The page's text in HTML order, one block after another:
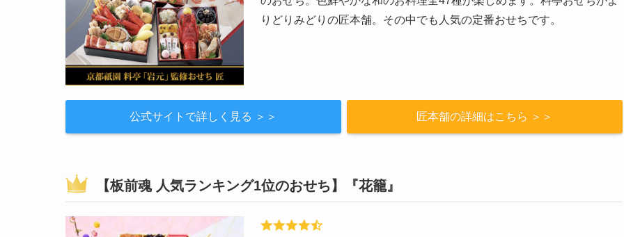
りどりみどりの匠本舗。その中でも人気の定番おせちです。
公式サイトで詳しく見る ＞＞ 匠本舗の詳細はこちら ＞＞
【板前魂 人気ランキング1位のおせち】『花籠』